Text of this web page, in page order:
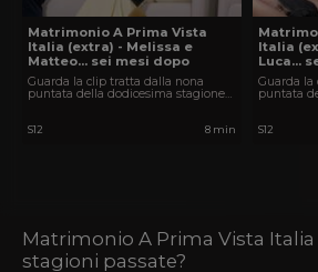
Matrimonio A Prima Vista
Italia (extra) - Melissa e
Matteo... sei mesi dopo
Guarda la clip tratta dalla nona
puntata della dodicesima stagione
S12 8 min
Italia
Luca...
Guarda la
puntata
S12
Matrimonio A Prima Vista Italia
stagioni passate?